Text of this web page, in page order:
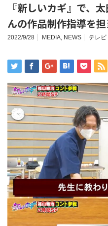
『新しいカギ』で、
んの作品制作指導を担
2022/9/28 MEDIA, NEWS テレビ